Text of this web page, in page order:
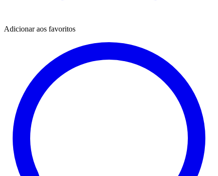
Adicionar aos favoritos